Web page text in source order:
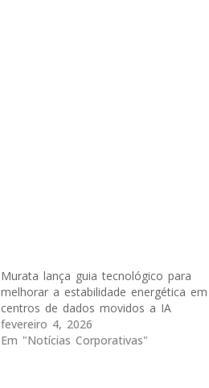
Murata lança guia tecnológico para
melhorar a estabilidade energética em
centros de dados movidos a IA
fevereiro 4, 2026
Em "Notícias Corporativas"